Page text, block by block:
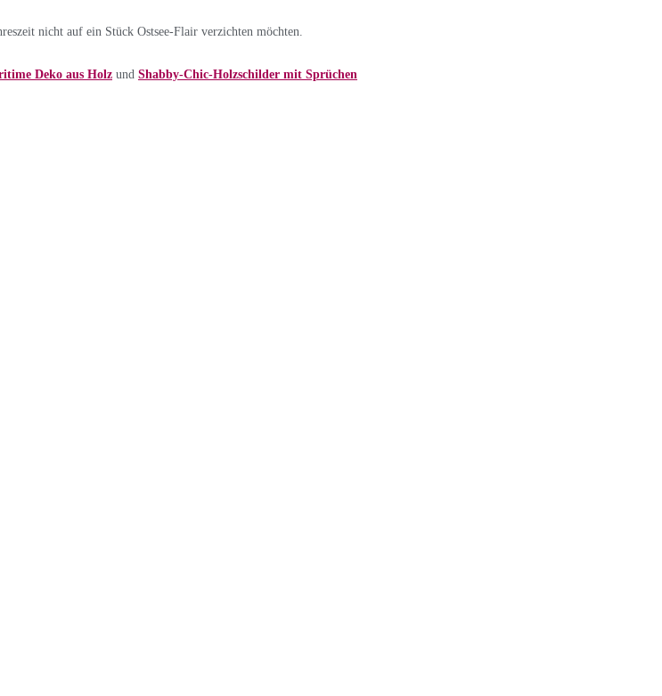
nicht auf ein Stück Ostsee-Flair verzichten möchten.
Deko aus Holz und Shabby-Chic-Holzschilder mit Sprüchen